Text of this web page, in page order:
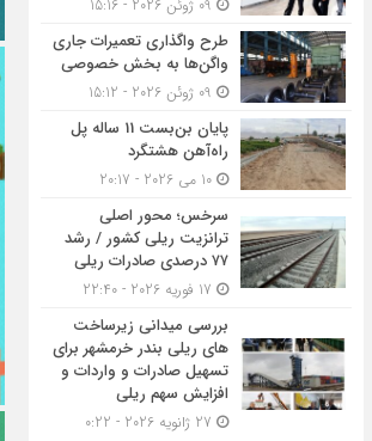
طرح واگذاری تعمیرات جاری
واگن‌ها به بخش خصوصی
پایان بن‌بست 11 ساله پل
راه‌آهن هشتگرد
سرخس؛ محور اصلی
ترانزیت ریلی کشور / رشد
۷۷ درصدی صادرات ریلی
بررسی میدانی زیرساخت
های ریلی بندر خرمشهر برای
تسهیل صادرات و واردات و
افزایش سهم ریلی